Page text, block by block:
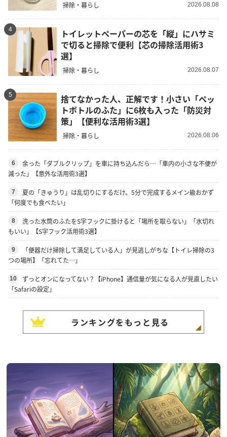
掃除・暮らし 2026.08.08
4
トイレットペーパーの芯を「縦」にハサミ
で切ると掃除で便利【芯の掃除活用術3
選】
掃除・暮らし 2026.08.07
5
捨てなかった人、正解です！小さい「ペッ
トボトルのふた」に6枚も入った「防災対
策」【便利な活用術3選】
掃除・暮らし 2026.08.06
6
余った「ダブルクリップ」を車に持ち込んだら…「車内の小さな不便が
減った」【意外な活用術3選】
7
夏の「きゅうり」は乱切りにするだけ。5分で完成するメイン級おかず
「何度でも食べたい」
8
洗った水筒のふたをS字フックに掛けると「場所を取らない」「水切れ
もいい」【S字フック活用術3選】
9
「便器だけ掃除して満足している人」が見逃しがちな【トイレ掃除の3
つの場所】「忘れてた…」
10
ずっとオンになってない？【iPhone】通信量が気になる人が見直したい
「Safariの設定」
ランキングをもっと見る